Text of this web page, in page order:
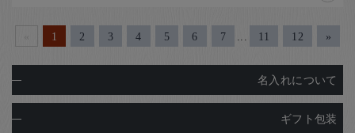
1 2 3 4 5 6 7 11 12 »
名入れについて
ギフト包装